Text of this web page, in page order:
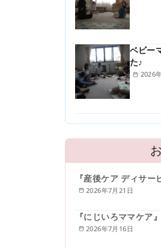
2026
ベビー
た♪
2026年7月21日
『産後ケア ディサー
2026年7月16日
『にじいろママケア』